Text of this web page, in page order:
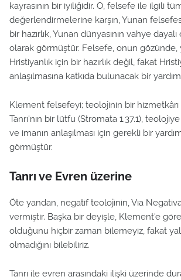
kayrasının bir iyiliğidir. O, felsefe ile ilgili
değerlendirmelerine karşın, Yunan
bir hazırlık, Yunan dünyasının vahye
olarak görmüştür. Felsefe, onun gözünde,
Hristiyanlık için bir hazırlık değil, fakat
anlaşılmasına katkıda bulunacak bir
Klement felsefeyi; teolojinin bir hizmetkârı
Tanrı'nın bir lütfu (Stromata 1.37.1),
ve imanın anlaşılması için gerekli bir
görmüştür.
Tanrı ve Evren üzerine
Öte yandan, negatif teolojinin, Via
vermiştir. Başka bir deyişle, Klement'e
olduğunu hiçbir zaman bilemeyiz, fakat
olmadığını bilebiliriz.
Tanrı ile evren arasındaki ilişki üzerinde